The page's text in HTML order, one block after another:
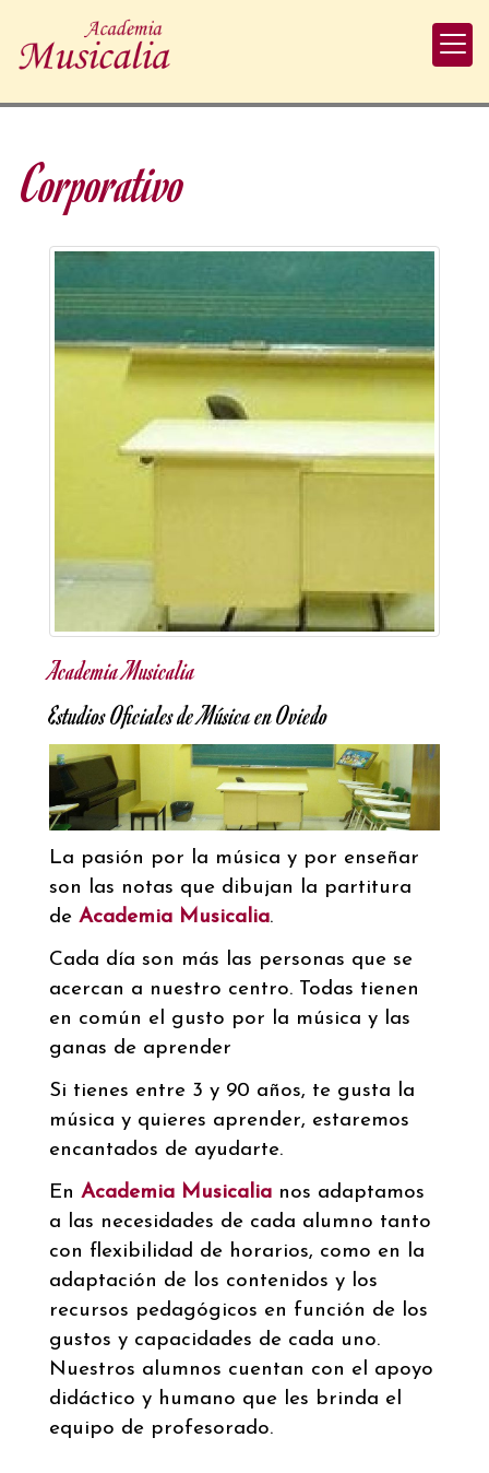
Corporativo
Academia Musicalia
Estudios Oficiales de Música en Oviedo
La pasión por la música y por enseñar
son las notas que dibujan la partitura
de Academia Musicalia.
Cada día son más las personas que se
acercan a nuestro centro. Todas tienen
en común el gusto por la música y las
ganas de aprender
Si tienes entre 3 y 90 años, te gusta la
música y quieres aprender, estaremos
encantados de ayudarte.
En Academia Musicalia nos adaptamos
a las necesidades de cada alumno tanto
con flexibilidad de horarios, como en la
adaptación de los contenidos y los
recursos pedagógicos en función de los
gustos y capacidades de cada uno.
Nuestros alumnos cuentan con el apoyo
didáctico y humano que les brinda el
equipo de profesorado.